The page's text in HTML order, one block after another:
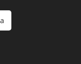
jog fenntartva.